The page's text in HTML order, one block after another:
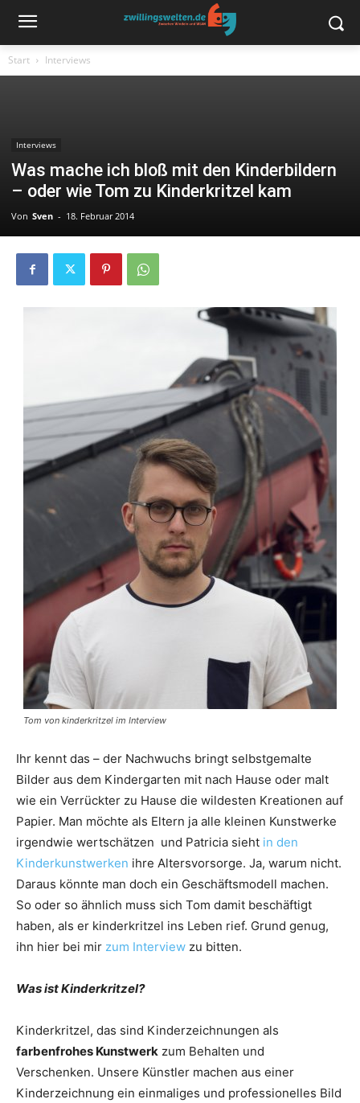
Start Interviews
Interviews
Was mache ich bloß mit den Kinderbildern
– oder wie Tom zu Kinderkritzel kam
Von Sven - 18. Februar 2014
Tom von kinderkritzel im Interview
Ihr kennt das – der Nachwuchs bringt selbstgemalte
Bilder aus dem Kindergarten mit nach Hause oder malt
wie ein Verrückter zu Hause die wildesten Kreationen auf
Papier. Man möchte als Eltern ja alle kleinen Kunstwerke
irgendwie wertschätzen und Patricia sieht in den
Kinderkunstwerken ihre Altersvorsorge. Ja, warum nicht.
Daraus könnte man doch ein Geschäftsmodell machen.
So oder so ähnlich muss sich Tom damit beschäftigt
haben, als er kinderkritzel ins Leben rief. Grund genug,
ihn hier bei mir zum Interview zu bitten.
Was ist Kinderkritzel?
Kinderkritzel, das sind Kinderzeichnungen als
farbenfrohes Kunstwerk zum Behalten und
Verschenken. Unsere Künstler machen aus einer
Kinderzeichnung ein einmaliges und professionelles Bild